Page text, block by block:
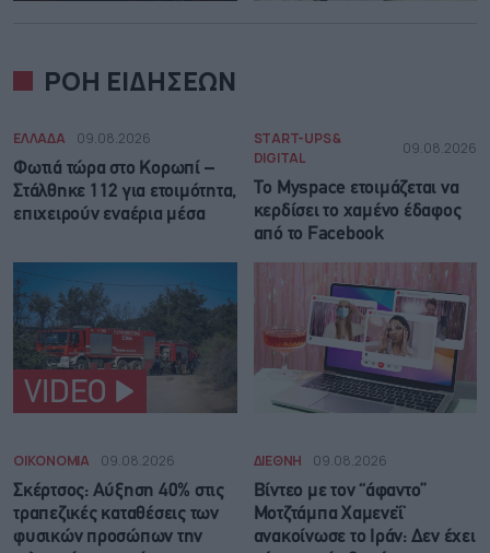
ΡΟΗ ΕΙΔΗΣΕΩΝ
ΕΛΛΑΔΑ 09.08.2026
Φωτιά τώρα στο Κορωπί –
Στάλθηκε 112 για ετοιμότητα,
επιχειρούν εναέρια μέσα
VIDEO
START-UPS &
DIGITAL
09.08.2026
Το Myspace ετοιμάζεται να
κερδίσει το χαμένο έδαφος
από το Facebook
ΟΙΚΟΝΟΜΙΑ 09.08.2026
Σκέρτσος: Αύξηση 40% στις
τραπεζικές καταθέσεις των
φυσικών προσώπων την
ΔΙΕΘΝΗ 09.08.2026
Βίντεο με τον “άφαντο”
Μοτζτάμπα Χαμενεΐ
ανακοίνωσε το Ιράν: Δεν έχει